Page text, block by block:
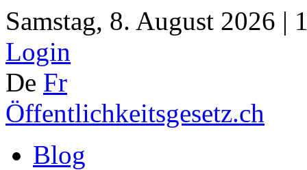
Samstag, 8. August 2026 |
Login
De Fr
Öffentlichkeitsgesetz.ch
Blog